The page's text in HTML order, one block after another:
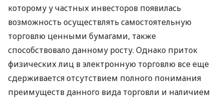
которому у частных инвесторов появилась
возможность осуществлять самостоятельную
торговлю ценными бумагами, также
способствовало данному росту. Однако приток
физических лиц в электронную торговлю все еще
сдерживается отсутствием полного понимания
преимуществ данного вида торговли и наличием